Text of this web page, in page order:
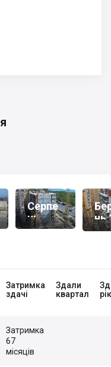
Серпе
Нь
2020
Нь
Затримка
здачі
Здали
квартал
рік
Затримка
67
місяців